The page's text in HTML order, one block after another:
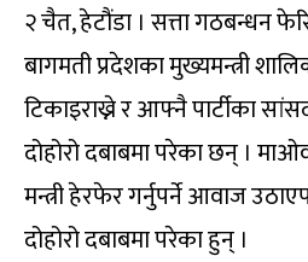
२ चैत, हेटौंडा । सत्ता गठबन्धन
बागमती प्रदेशका मुख्यमन्त्री
टिकाइराख्ने र आफ्नै पार्टीका
दोहोरो दबाबमा परेका छन् ।
मन्त्री हेरफेर गर्नुपर्ने आवाज
दोहोरो दबाबमा परेका हुन् ।